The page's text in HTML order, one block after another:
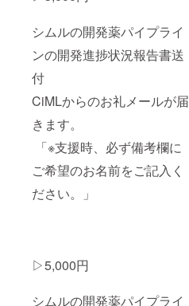
シムルの開発薬パイプライ
ンの開発進捗状況報告書送
付
CiMLからのお礼メールが届
きます。
「※支援時、必ず備考欄に
ご希望のお名前をご記入く
ださい。」
▷5,000円
シムルの開発薬パイプライ